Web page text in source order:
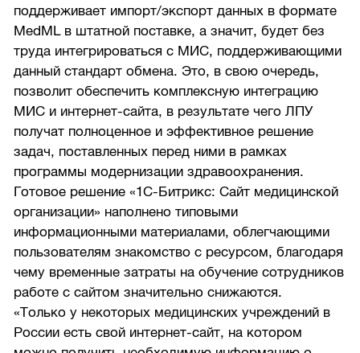
поддерживает импорт/экспорт данных в формате
MedML в штатной поставке, а значит, будет без
труда интегрироваться с МИС, поддерживающими
данный стандарт обмена. Это, в свою очередь,
позволит обеспечить комплексную интеграцию
МИС и интернет-сайта, в результате чего ЛПУ
получат полноценное и эффективное решение
задач, поставленных перед ними в рамках
программы модернизации здравоохранения.
Готовое решение «1С-Битрикс: Сайт медицинской
организации» наполнено типовыми
информационными материалами, облегчающими
пользователям знакомство с ресурсом, благодаря
чему временные затраты на обучение сотрудников
работе с сайтом значительно снижаются.
«Только у некоторых медицинских учреждений в
России есть свой интернет-сайт, на котором